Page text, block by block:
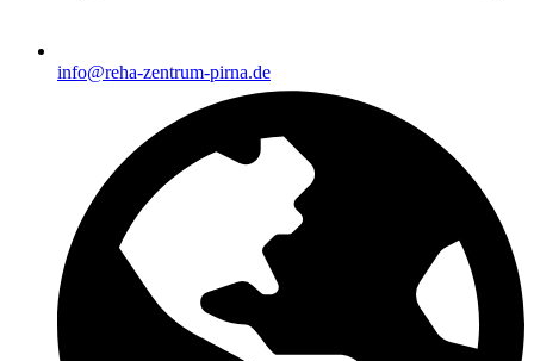
info@reha-zentrum-pirna.de